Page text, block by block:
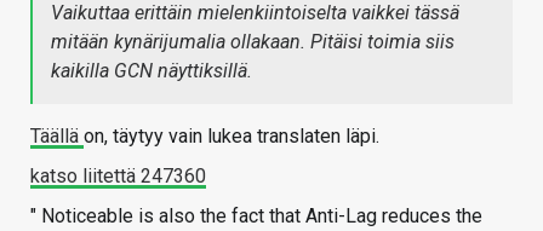
Vaikuttaa erittäin mielenkiintoiselta vaikkei tässä
mitään kynärijumalia ollakaan. Pitäisi toimia siis
kaikilla GCN näyttiksillä.
Täällä on, täytyy vain lukea translaten läpi.
katso liitettä 247360
" Noticeable is also the fact that Anti-Lag reduces the